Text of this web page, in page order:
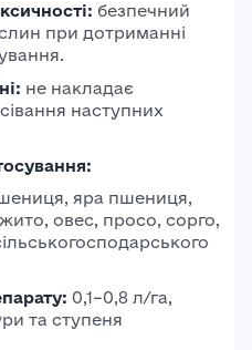
безпечний
при дотриманні
не накладає
наступних
яра пшениця,
овес, просо, сорго,
0,1–0,8 л/га,
та ступеня